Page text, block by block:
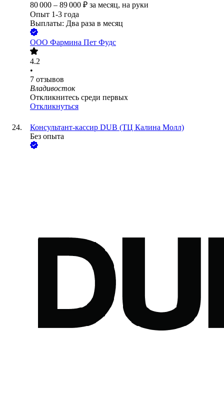
80 000 – 89 000 ₽ за месяц, на руки
Опыт 1-3 года
Выплаты: Два раза в месяц
ООО Фармина Пет Фудс
4.2
•
7 отзывов
Владивосток
Откликнитесь среди первых
Откликнуться
Консультант-кассир DUB (ТЦ Калина Молл)
Без опыта